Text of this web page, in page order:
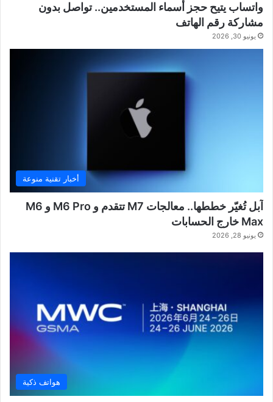
واتساب يتيح حجز أسماء المستخدمين.. تواصل بدون
مشاركة رقم الهاتف
يونيو 30, 2026
أخبار تقنية منوعة
آبل تُغيّر خططها.. معالجات M7 تتقدم و M6 Pro و M6
Max خارج الحسابات
يونيو 28, 2026
هواتف ذكية